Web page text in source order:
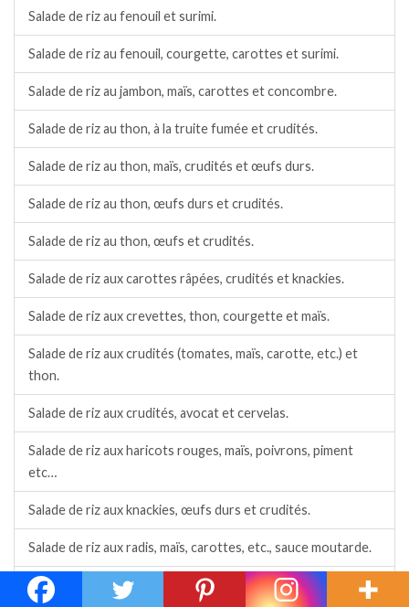
Salade de riz au fenouil et surimi.
Salade de riz au fenouil, courgette, carottes et surimi.
Salade de riz au jambon, maïs, carottes et concombre.
Salade de riz au thon, à la truite fumée et crudités.
Salade de riz au thon, maïs, crudités et œufs durs.
Salade de riz au thon, œufs durs et crudités.
Salade de riz au thon, œufs et crudités.
Salade de riz aux carottes râpées, crudités et knackies.
Salade de riz aux crevettes, thon, courgette et maïs.
Salade de riz aux crudités (tomates, maïs, carotte, etc.) et
thon.
Salade de riz aux crudités, avocat et cervelas.
Salade de riz aux haricots rouges, maïs, poivrons, piment
etc…
Salade de riz aux knackies, œufs durs et crudités.
Salade de riz aux radis, maïs, carottes, etc., sauce moutarde.
Salade de riz aux sardines à l’huile, surimi et crudités.